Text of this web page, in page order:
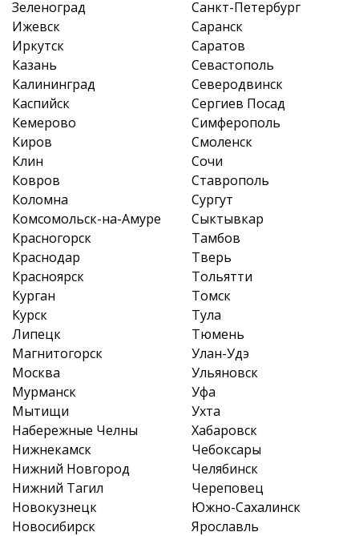
Зеленоград
Ижевск
Иркутск
Казань
Калининград
Каспийск
Кемерово
Киров
Клин
Ковров
Коломна
Комсомольск-на-Амуре
Красногорск
Краснодар
Красноярск
Курган
Курск
Липецк
Магнитогорск
Москва
Мурманск
Мытищи
Набережные Челны
Нижнекамск
Нижний Новгород
Нижний Тагил
Новокузнецк
Новосибирск
Санкт-Петербург
Саранск
Саратов
Севастополь
Северодвинск
Сергиев Посад
Симферополь
Смоленск
Сочи
Ставрополь
Сургут
Сыктывкар
Тамбов
Тверь
Тольятти
Томск
Тула
Тюмень
Улан-Удэ
Ульяновск
Уфа
Ухта
Хабаровск
Чебоксары
Челябинск
Череповец
Южно-Сахалинск
Ярославль